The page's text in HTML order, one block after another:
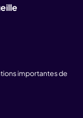
importantes de